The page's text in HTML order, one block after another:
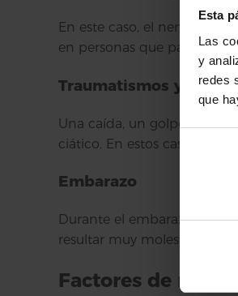
Esta
Las
y
redes
que
En este caso, el nervio
en personas que pasan
Traumatismos y
Una caída, un golpe o un
ciático. En estos casos, la
Embarazo
Durante el embarazo, los
resultar muy molesta y
Factores de